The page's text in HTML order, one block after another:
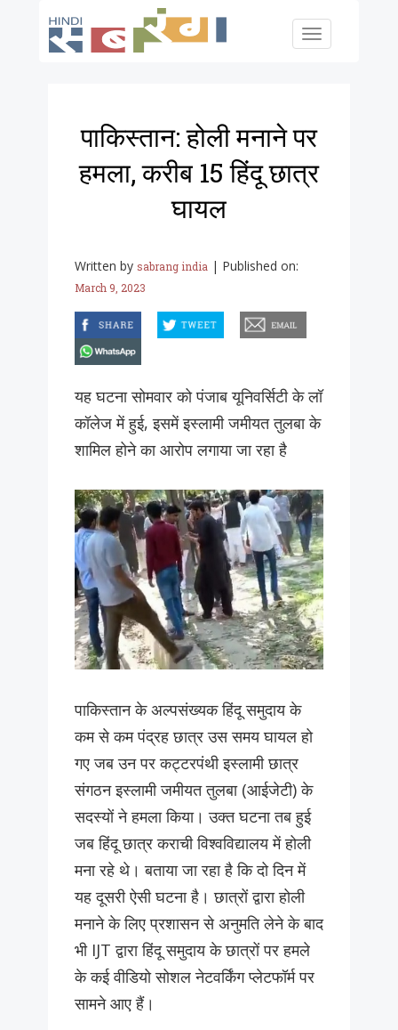
Toggle
पाकिस्तान: होली मनाने पर
हमला, करीब 15 हिंदू छात्र
घायल
Written by sabrang india | Published on:
March 9, 2023
यह घटना सोमवार को पंजाब यूनिवर्सिटी के लॉ
कॉलेज में हुई, इसमें इस्लामी जमीयत तुलबा के
शामिल होने का आरोप लगाया जा रहा है
पाकिस्तान के अल्पसंख्यक हिंदू समुदाय के
कम से कम पंद्रह छात्र उस समय घायल हो
गए जब उन पर कट्टरपंथी इस्लामी छात्र
संगठन इस्लामी जमीयत तुलबा (आईजेटी) के
सदस्यों ने हमला किया। उक्त घटना तब हुई
जब हिंदू छात्र कराची विश्वविद्यालय में होली
मना रहे थे। बताया जा रहा है कि दो दिन में
यह दूसरी ऐसी घटना है। छात्रों द्वारा होली
मनाने के लिए प्रशासन से अनुमति लेने के बाद
भी IJT द्वारा हिंदू समुदाय के छात्रों पर हमले
के कई वीडियो सोशल नेटवर्किंग प्लेटफॉर्म पर
सामने आए हैं।